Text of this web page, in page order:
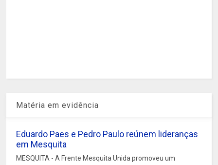
Matéria em evidência
Eduardo Paes e Pedro Paulo reúnem lideranças
em Mesquita
MESQUITA - A Frente Mesquita Unida promoveu um